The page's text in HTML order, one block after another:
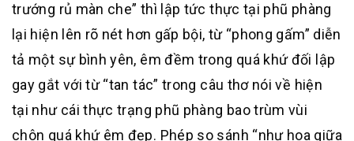
trướng rủ màn che” thì lập tức thực tại phũ phàng
lại hiện lên rõ nét hơn gấp bội, từ “phong gấm” diễn
tả một sự bình yên, êm đềm trong quá khứ đối lập
gay gắt với từ “tan tác” trong câu thơ nói về hiện
tại như cái thực trạng phũ phàng bao trùm vùi
chôn quá khứ êm đẹp. Phép so sánh “như hoa giữa